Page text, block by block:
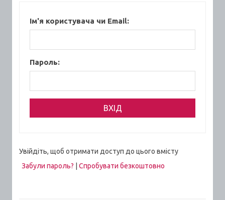
Ім'я користувача чи Email:
Пароль:
Увійдіть, щоб отримати доступ до цього вмісту
Забули пароль?
Спробувати безкоштовно